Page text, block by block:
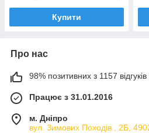
Купити
Про нас
98% позитивних з 1157 відгуків
Працює з 31.01.2016
м. Дніпро
вул. Зимових Походiв , 2Б,